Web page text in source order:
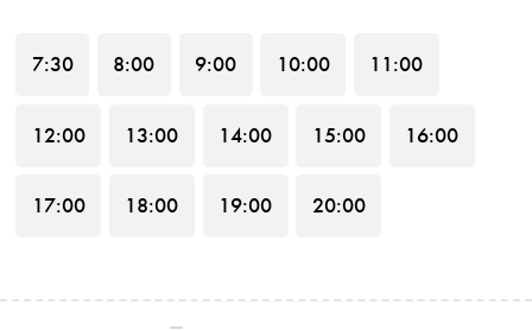
7:30 8:00 9:00 10:00 11:00
12:00 13:00 14:00 15:00 16:00
17:00 18:00 19:00 20:00